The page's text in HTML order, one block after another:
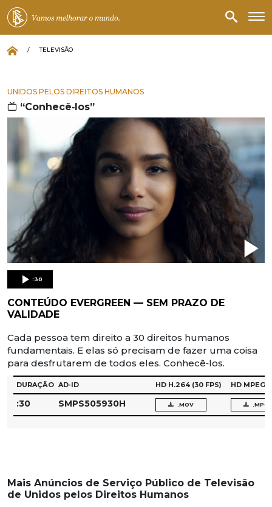
/ TELEVISÃO
UNIDOS PELOS DIREITOS HUMANOS
“Conhecê‑los”
:30
CONTEÚDO EVERGREEN — SEM PRAZO DE
VALIDADE
Cada pessoa tem direito a 30 direitos humanos
fundamentais. E elas só precisam de fazer uma coisa
para desfrutarem de todos eles. Conhecê‑los.
DURAÇÃO AD‑ID HD H.264 (30 FPS) HD MPEG‑2
:30 SMPS505930H .MOV .MPG
Mais Anúncios de Serviço Público de Televisão
de Unidos pelos Direitos Humanos